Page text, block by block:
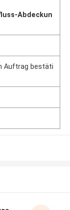
Abdeckun
Auftrag bestäti